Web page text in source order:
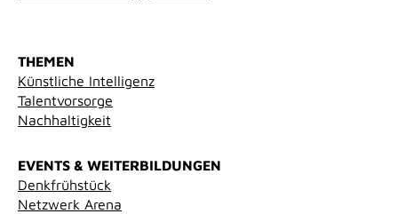
THEMEN
Künstliche Intelligenz
Talentvorsorge
Nachhaltigkeit
EVENTS & WEITERBILDUNGEN
Denkfrühstück
Netzwerk Arena